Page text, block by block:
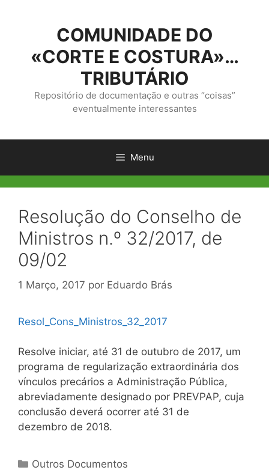
conteúdo
COMUNIDADE DO
«CORTE E COSTURA»…
TRIBUTÁRIO
Repositório de documentação e outras “coisas”
eventualmente interessantes
Menu
Resolução do Conselho de
Ministros n.º 32/2017, de
09/02
1 Março, 2017 por Eduardo Brás
Resol_Cons_Ministros_32_2017
Resolve iniciar, até 31 de outubro de 2017, um
programa de regularização extraordinária dos
vínculos precários a Administração Pública,
abreviadamente designado por PREVPAP, cuja
conclusão deverá ocorrer até 31 de
dezembro de 2018.
Categorias
Outros Documentos